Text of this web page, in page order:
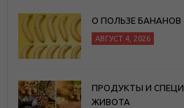
О ПОЛЬЗЕ БАНАНОВ
АВГУСТ 4, 2026
ПРОДУКТЫ И
ЖИВОТА